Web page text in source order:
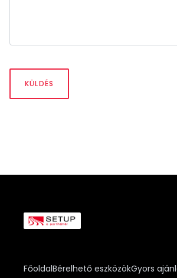
KÜLDÉS
FőoldalBérelhető eszközökGyors